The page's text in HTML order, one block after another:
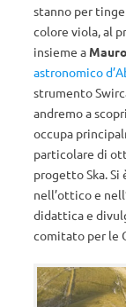
stanno per
colore viola, al
insieme a
astronomico
strumento
andremo a
occupa
particolare di
progetto Ska. Si
nell’ottico e
didattica e
comitato per le